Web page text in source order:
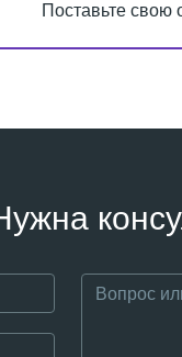
Поставьте свою